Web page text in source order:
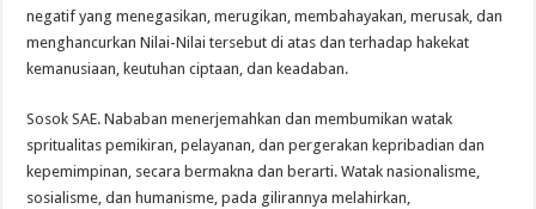
negatif yang menegasikan, merugikan, membahayakan, merusak, dan
menghancurkan Nilai-Nilai tersebut di atas dan terhadap hakekat
kemanusiaan, keutuhan ciptaan, dan keadaban.
Sosok SAE. Nababan menerjemahkan dan membumikan watak
spritualitas pemikiran, pelayanan, dan pergerakan kepribadian dan
kepemimpinan, secara bermakna dan berarti. Watak nasionalisme,
sosialisme, dan humanisme, pada gilirannya melahirkan,